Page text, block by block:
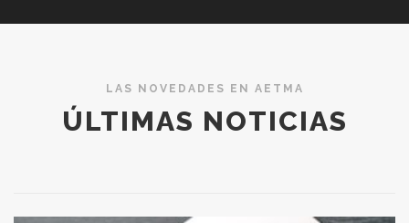
LAS NOVEDADES EN AETMA
ÚLTIMAS NOTICIAS